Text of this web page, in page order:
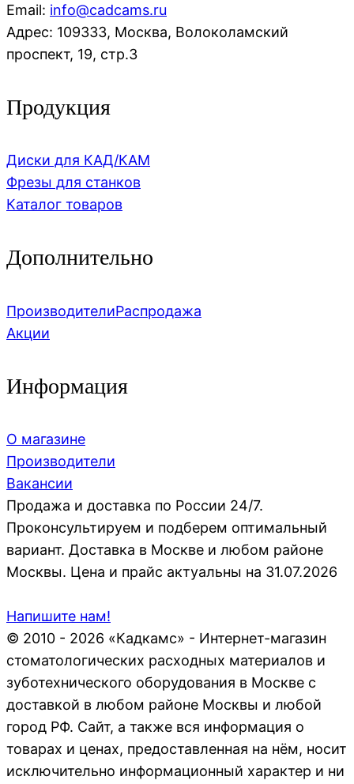
Email: info@cadcams.ru
Адрес: 109333, Москва, Волоколамский
проспект, 19, стр.3
Продукция
Диски для КАД/КАМ
Фрезы для станков
Каталог товаров
Дополнительно
ПроизводителиРаспродажа
Акции
Информация
О магазине
Производители
Вакансии
Продажа и доставка по России 24/7.
Проконсультируем и подберем оптимальный
вариант. Доставка в Москве и любом районе
Москвы. Цена и прайс актуальны на 31.07.2026
Напишите нам!
© 2010 - 2026 «Кадкамс» - Интернет-магазин
стоматологических расходных материалов и
зуботехнического оборудования в Москве с
доставкой в любом районе Москвы и любой
город РФ. Сайт, а также вся информация о
товарах и ценах, предоставленная на нём, носит
исключительно информационный характер и ни